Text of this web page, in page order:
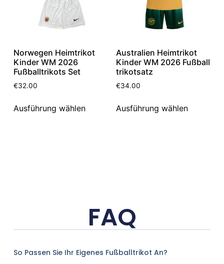
Norwegen Heimtrikot
Kinder WM 2026
Fußballtrikots Set
€32.00
Ausführung wählen
Australien Heimtrikot
Kinder WM 2026 Fußball
trikotsatz
€34.00
Ausführung wählen
FAQ
So Passen Sie Ihr Eigenes Fußballtrikot An?